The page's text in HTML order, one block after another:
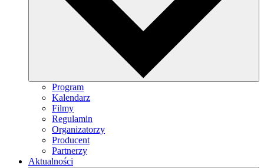
Program
Kalendarz
Filmy
Regulamin
Organizatorzy
Producent
Partnerzy
Aktualności